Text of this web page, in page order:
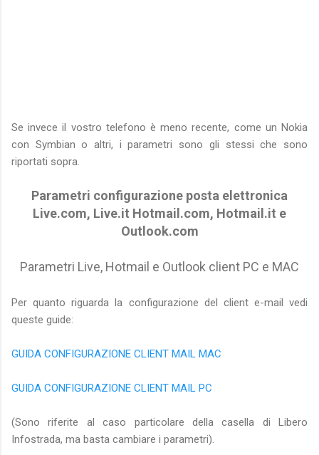
Se invece il vostro telefono è meno recente, come un Nokia
con Symbian o altri, i parametri sono gli stessi che sono
riportati sopra.
Parametri configurazione posta elettronica
Live.com, Live.it Hotmail.com, Hotmail.it e
Outlook.com
Parametri Live, Hotmail e Outlook client PC e MAC
Per quanto riguarda la configurazione del client e-mail vedi
queste guide:
GUIDA CONFIGURAZIONE CLIENT MAIL MAC
GUIDA CONFIGURAZIONE CLIENT MAIL PC
(Sono riferite al caso particolare della casella di Libero
Infostrada, ma basta cambiare i parametri).